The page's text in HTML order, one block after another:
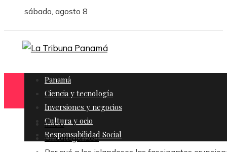
sábado, agosto 8
Panamá
Ciencia y tecnología
Inversiones y negocios
Cultura y ocio
Responsabilidad Social
Inicio
Uncategorized